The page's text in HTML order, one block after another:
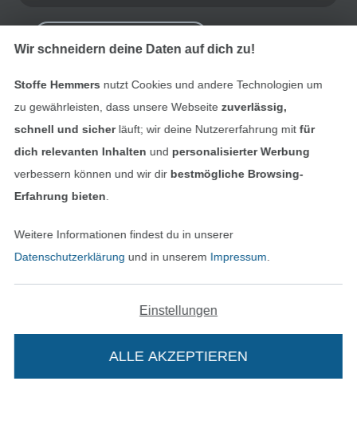
Alle Preise inkl. der gesetzl. MwSt.
Finde mehr Inspiration
Deutsch
Nederlands
In den niederländischen
(France)
In den
Wir schneidern deine Daten auf dich zu!
Stoffe Hemmers nutzt Cookies und andere Technologien um
zu gewährleisten, dass unsere Webseite zuverlässig,
schnell und sicherläuft; wir deine Nutzererfahrung mitfür
dich relevanten Inhalten und personalisierter Werbung
verbessern können und wir dir bestmögliche Browsing-
Erfahrung bieten
Weitere Informationen findest du in unserer
Datenschutzerklärung und in unserem Impressum
Einstellungen
ALLE AKZEPTIEREN